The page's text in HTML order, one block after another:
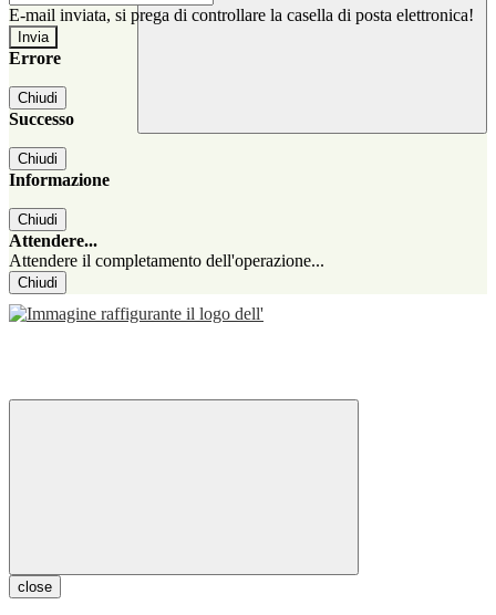
E-mail inviata, si prega di controllare la casella di posta elettronica!
Errore
Chiudi
Successo
Chiudi
Informazione
Chiudi
Attendere...
Attendere il completamento dell'operazione...
Chiudi
close